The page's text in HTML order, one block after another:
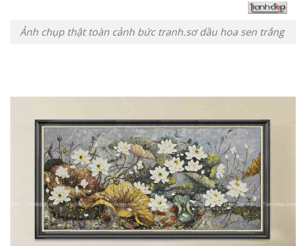
Ảnh chụp thật toàn cảnh bức tranh.sơ dầu hoa sen trắng